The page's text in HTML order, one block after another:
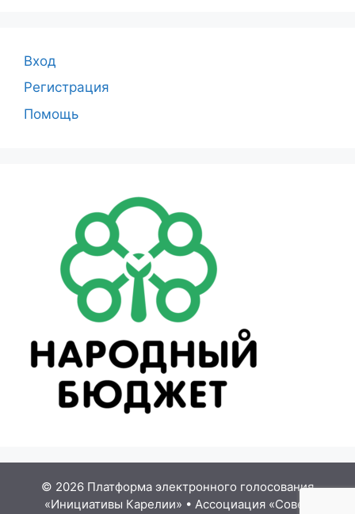
Вход
Регистрация
Помощь
© 2026 Платформа электронного голосования
«Инициативы Карелии» • Ассоциация «Совет